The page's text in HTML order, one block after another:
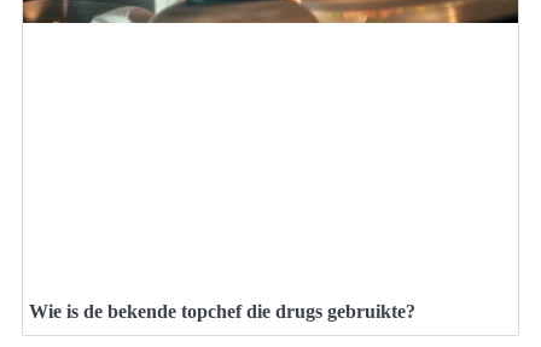
Wie is de bekende topchef die drugs gebruikte?